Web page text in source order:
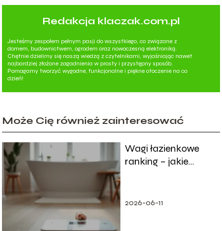
Redakcja klaczak.com.pl
Jesteśmy zespołem pełnym pasji do wszystkiego, co związane z
domem, budownictwem, ogrodem oraz nowoczesną elektroniką.
Chętnie dzielimy się naszą wiedzą z czytelnikami, wyjaśniając nawet
najbardziej złożone zagadnienia w prosty i przystępny sposób.
Pomagamy tworzyć wygodne, funkcjonalne i piękne otoczenie na co
dzień!
Może Cię również zainteresować
Wagi łazienkowe
ranking – jakie
2026-06-11